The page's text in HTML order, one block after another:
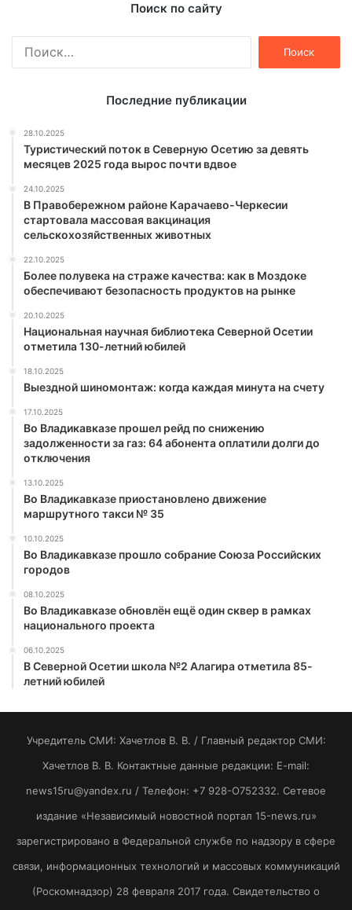
Поиск по сайту
Последние публикации
28.10.2025
Туристический поток в Северную Осетию за девять
месяцев 2025 года вырос почти вдвое
24.10.2025
В Правобережном районе Карачаево-Черкесии
стартовала массовая вакцинация
сельскохозяйственных животных
22.10.2025
Более полувека на страже качества: как в Моздоке
обеспечивают безопасность продуктов на рынке
20.10.2025
Национальная научная библиотека Северной Осетии
отметила 130-летний юбилей
18.10.2025
Выездной шиномонтаж: когда каждая минута на счету
17.10.2025
Во Владикавказе прошел рейд по снижению
задолженности за газ: 64 абонента оплатили долги до
отключения
13.10.2025
Во Владикавказе приостановлено движение
маршрутного такси № 35
10.10.2025
Во Владикавказе прошло собрание Союза Российских
городов
08.10.2025
Во Владикавказе обновлён ещё один сквер в рамках
национального проекта
06.10.2025
В Северной Осетии школа №2 Алагира отметила 85-
летний юбилей
Учредитель СМИ: Хaчeтлoв B. B. / Главный редактор СМИ:
Хaчeтлoв B. B. Контактные данные редакции: E-mail:
news15ru@yandex.ru / Телефон: +7 928-O752332. Сетевое
издание «Независимый новостной портал 15-news.ru»
зарегистрировано в Федеральной службе по надзору в сфере
связи, информационных технологий и массовых коммуникаций
(Роскомнадзор) 28 февраля 2017 года. Свидетельство о